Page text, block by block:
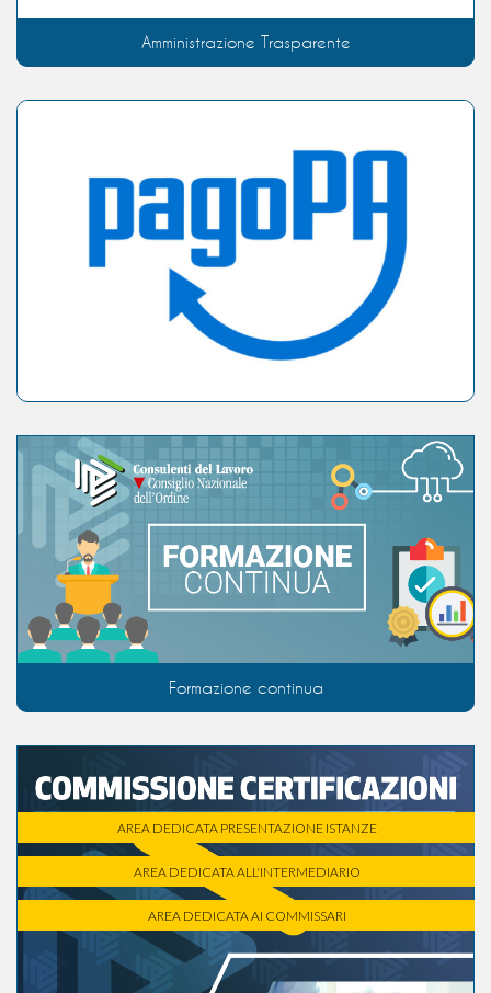
Amministrazione Trasparente
Formazione continua
AREA DEDICATA PRESENTAZIONE ISTANZE
AREA DEDICATA ALL'INTERMEDIARIO
AREA DEDICATA AI COMMISSARI